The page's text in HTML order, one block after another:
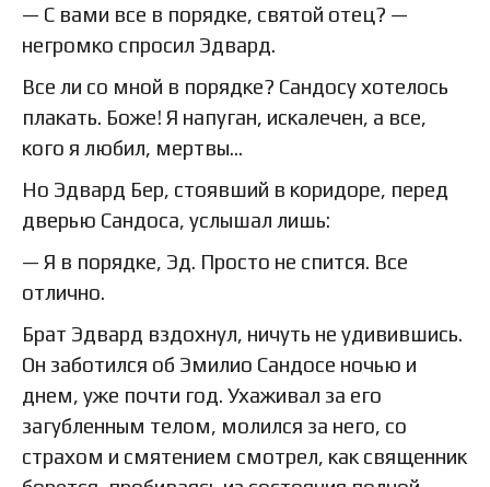
— С вами все в порядке, святой отец? —
негромко спросил Эдвард.
Все ли со мной в порядке? Сандосу хотелось
плакать. Боже! Я напуган, искалечен, а все,
кого я любил, мертвы…
Но Эдвард Бер, стоявший в коридоре, перед
дверью Сандоса, услышал лишь:
— Я в порядке, Эд. Просто не спится. Все
отлично.
Брат Эдвард вздохнул, ничуть не удивившись.
Он заботился об Эмилио Сандосе ночью и
днем, уже почти год. Ухаживал за его
загубленным телом, молился за него, со
страхом и смятением смотрел, как священник